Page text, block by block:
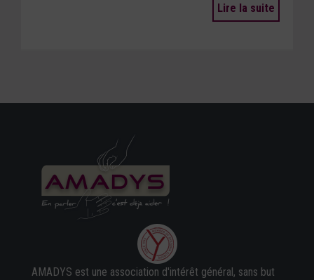
Lire la suite
AMADYS est une association d'intérêt général, sans but